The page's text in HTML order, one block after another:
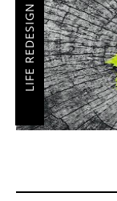
LIFE REDESIGN